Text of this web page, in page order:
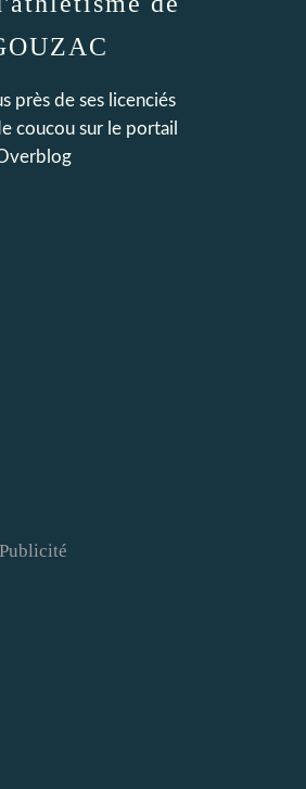
près de ses licenciés
coucou sur le portail
Publicité